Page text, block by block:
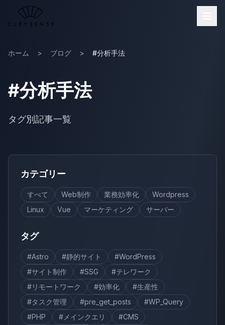
メインコンテンツへスキップ
ホーム > ブログ > #分析手法
#分析手法
タグ別記事一覧
カテゴリー
すべて Web制作 業務効率化
Wordpress
Linux
Vue マーケティング サーバー
タグ
#Astro #静的サイト
#WordPress
#サイト制作
#SSG
#テレワーク
#リモートワーク
#効率化
#生産性
#タスク管理
#pre_get_posts
#WP_Query
#PHP
#メインクエリ
#CMS